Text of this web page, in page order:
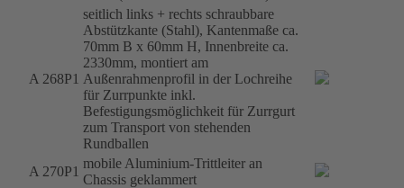
A 268P1
seitlich links + rechts schraubbare
Abstützkante (Stahl), Kantenmaße ca.
70mm B x 60mm H, Innenbreite ca.
2330mm, montiert am
Außenrahmenprofil in der Lochreihe
für Zurrpunkte inkl.
Befestigungsmöglichkeit für Zurrgurt
zum Transport von stehenden
Rundballen
A 270P1
mobile Aluminium-Trittleiter an
Chassis geklammert